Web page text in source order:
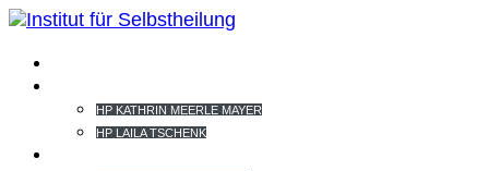
HP KATHRIN MEERLE MAYER
HP LAILA TSCHENK